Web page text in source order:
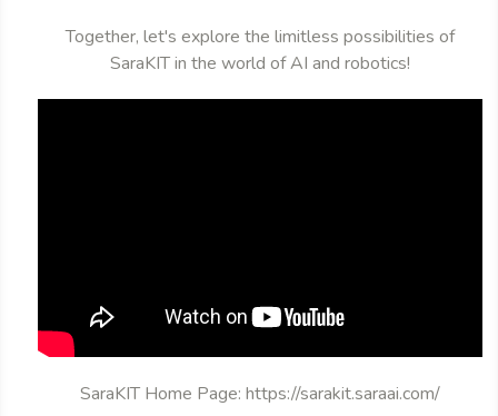
Together, let's explore the limitless possibilities of
SaraKIT in the world of AI and robotics!
SaraKIT Home Page: https://sarakit.saraai.com/